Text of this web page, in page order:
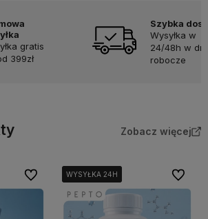
gratis
399zł
Szybka
Wysyłka w
24/48h w dni
robocze
Zobacz więcej
Do ulubionychWYSYŁKA 24H
WYSYŁKA 24H
WYSYŁKA 24H Do